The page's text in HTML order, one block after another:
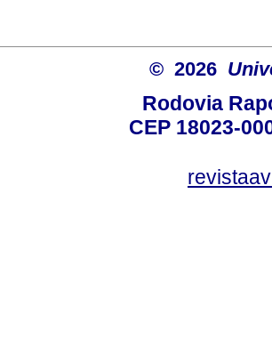
© 2026
Rodovia
CEP 18023-